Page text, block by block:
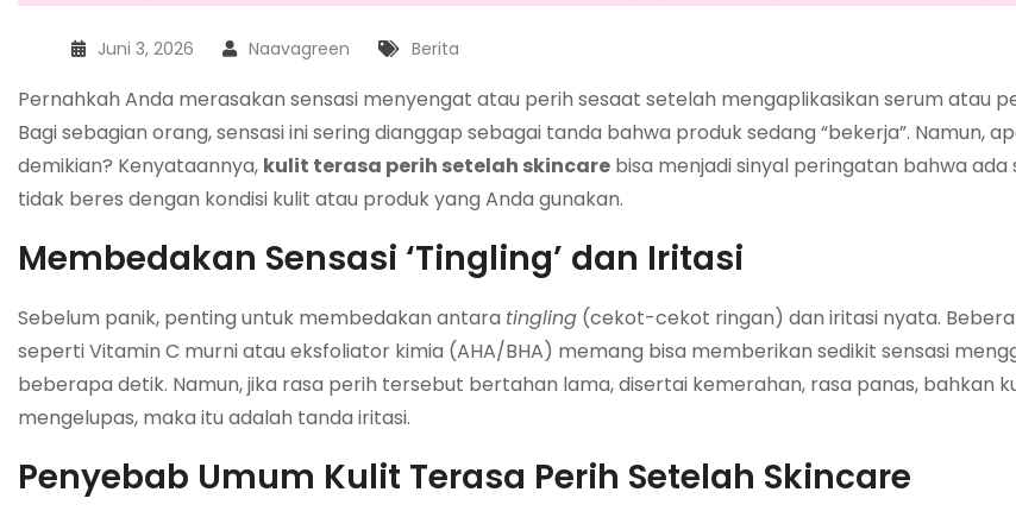
Juni 3, 2026 Naavagreen Berita
Pernahkah Anda merasakan sensasi menyengat atau perih sesaat setelah mengaplikasikan serum atau
Bagi sebagian orang, sensasi ini sering dianggap sebagai tanda bahwa produk sedang “bekerja”. Namun,
demikian? Kenyataannya, kulit terasa perih setelah skincare bisa menjadi sinyal peringatan bahwa ada
tidak beres dengan kondisi kulit atau produk yang Anda gunakan.
Membedakan Sensasi ‘Tingling’ dan Iritasi
Sebelum panik, penting untuk membedakan antara tingling (cekot-cekot ringan) dan iritasi nyata.
seperti Vitamin C murni atau eksfoliator kimia (AHA/BHA) memang bisa memberikan sedikit sensasi
beberapa detik. Namun, jika rasa perih tersebut bertahan lama, disertai kemerahan, rasa panas, bahkan
mengelupas, maka itu adalah tanda iritasi.
Penyebab Umum Kulit Terasa Perih Setelah Skincare